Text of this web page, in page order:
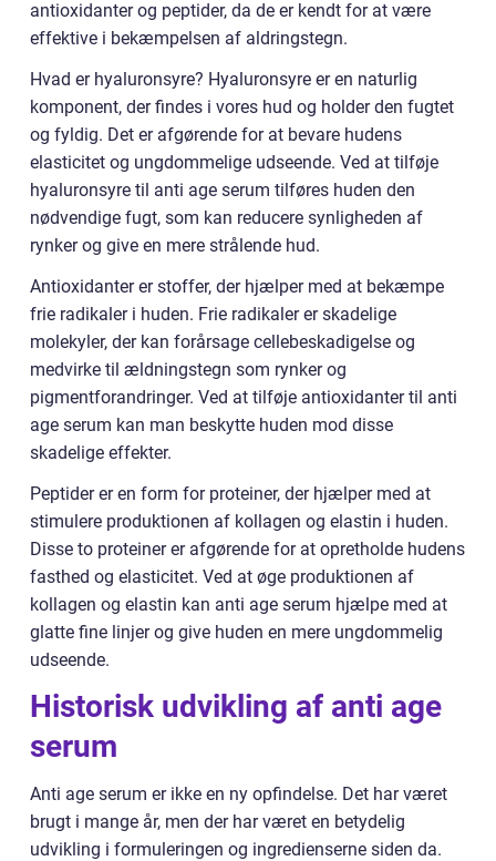
antioxidanter og peptider, da de er kendt for at være
effektive i bekæmpelsen af aldringstegn.
Hvad er hyaluronsyre? Hyaluronsyre er en naturlig
komponent, der findes i vores hud og holder den fugtet
og fyldig. Det er afgørende for at bevare hudens
elasticitet og ungdommelige udseende. Ved at tilføje
hyaluronsyre til anti age serum tilføres huden den
nødvendige fugt, som kan reducere synligheden af
rynker og give en mere strålende hud.
Antioxidanter er stoffer, der hjælper med at bekæmpe
frie radikaler i huden. Frie radikaler er skadelige
molekyler, der kan forårsage cellebeskadigelse og
medvirke til ældningstegn som rynker og
pigmentforandringer. Ved at tilføje antioxidanter til anti
age serum kan man beskytte huden mod disse
skadelige effekter.
Peptider er en form for proteiner, der hjælper med at
stimulere produktionen af kollagen og elastin i huden.
Disse to proteiner er afgørende for at opretholde hudens
fasthed og elasticitet. Ved at øge produktionen af
kollagen og elastin kan anti age serum hjælpe med at
glatte fine linjer og give huden en mere ungdommelig
udseende.
Historisk udvikling af anti age
serum
Anti age serum er ikke en ny opfindelse. Det har været
brugt i mange år, men der har været en betydelig
udvikling i formuleringen og ingredienserne siden da.